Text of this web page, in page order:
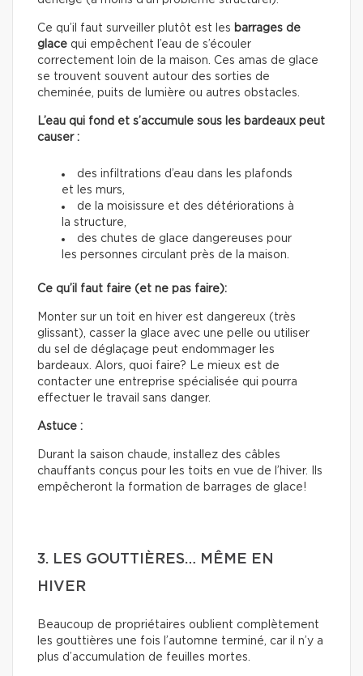
Ce qu’il faut surveiller plutôt est les barrages de
glace qui empêchent l’eau de s’écouler
correctement loin de la maison. Ces amas de glace
se trouvent souvent autour des sorties de
cheminée, puits de lumière ou autres obstacles.
L’eau qui fond et s’accumule sous les bardeaux peut
causer :
des infiltrations d’eau dans les plafonds
et les murs,
de la moisissure et des détériorations à
la structure,
des chutes de glace dangereuses pour
les personnes circulant près de la maison.
Ce qu’il faut faire (et ne pas faire):
Monter sur un toit en hiver est dangereux (très
glissant), casser la glace avec une pelle ou utiliser
du sel de déglaçage peut endommager les
bardeaux. Alors, quoi faire? Le mieux est de
contacter une entreprise spécialisée qui pourra
effectuer le travail sans danger.
Astuce :
Durant la saison chaude, installez des câbles
chauffants conçus pour les toits en vue de l’hiver. Ils
empêcheront la formation de barrages de glace!
3. LES GOUTTIÈRES… MÊME EN
HIVER
Beaucoup de propriétaires oublient complètement
les gouttières une fois l’automne terminé, car il n’y a
plus d’accumulation de feuilles mortes.